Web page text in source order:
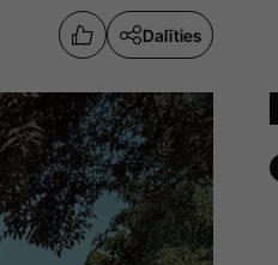
Dalīties